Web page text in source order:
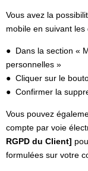
Vous avez la
mobile en suivant
● Dans la section «
personnelles »
● Cliquer sur le
● Confirmer la
Vous pouvez
compte par voie
RGPD du Client]
formulées sur votre